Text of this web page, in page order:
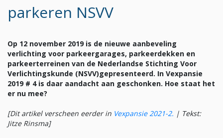
parkeren NSVV
Op 12 november 2019 is de nieuwe aanbeveling
verlichting voor parkeergarages, parkeerdekken en
parkeerterreinen van de Nederlandse Stichting Voor
Verlichtingskunde (NSVV)gepresenteerd. In Vexpansie
2019 # 4 is daar aandacht aan geschonken. Hoe staat het
er nu mee?
[Dit artikel verscheen eerder in Vexpansie 2021-2. | Tekst:
Jitze Rinsma]